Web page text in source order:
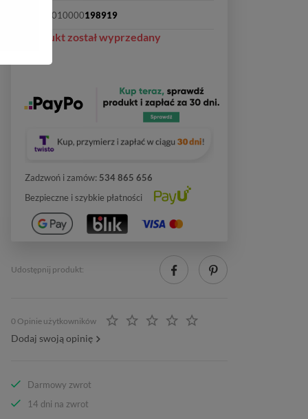
2010000198919
Produkt został wyprzedany
Zadzwoń i zamów: 534 865 656
Bezpieczne i szybkie płatności
Udostępnij produkt:
0 Opinie użytkowników
Dodaj swoją opinię
Darmowy zwrot
14 dni na zwrot